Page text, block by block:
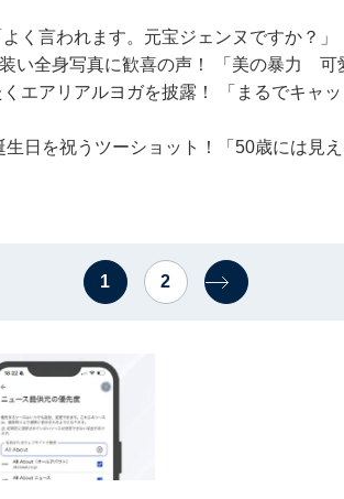
く言われます。元宝ジェンヌですか？」
い全身写真に歓喜の声！ 「美の暴力 可
エアリアルヨガを披露！ 「まるでキャッ
日を祝うツーショット！「50歳には見
1 2